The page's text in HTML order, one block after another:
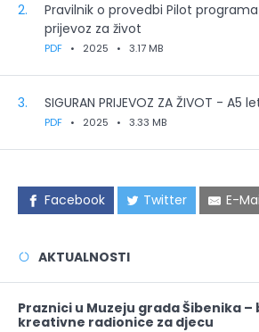
2.
Pravilnik o provedbi Pilot
prijevoz za život
PDF • 2025 • 3.17 MB
3. SIGURAN PRIJEVOZ ZA ŽIVOT - A5
PDF • 2025 • 3.33 MB
Facebook Twitter E-
AKTUALNOSTI
Praznici u Muzeju grada Šibenika
kreativne radionice za djecu